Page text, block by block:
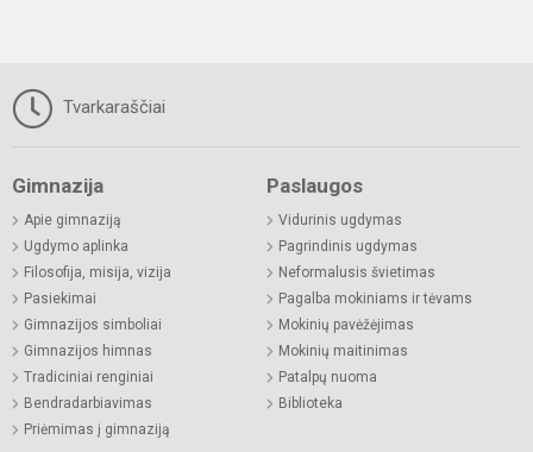
Tvarkaraščiai
Gimnazija
Apie gimnaziją
Ugdymo aplinka
Filosofija, misija, vizija
Pasiekimai
Gimnazijos simboliai
Gimnazijos himnas
Tradiciniai renginiai
Bendradarbiavimas
Priėmimas į gimnaziją
Paslaugos
Vidurinis ugdymas
Pagrindinis ugdymas
Neformalusis švietimas
Pagalba mokiniams ir tėvams
Mokinių pavėžėjimas
Mokinių maitinimas
Patalpų nuoma
Biblioteka